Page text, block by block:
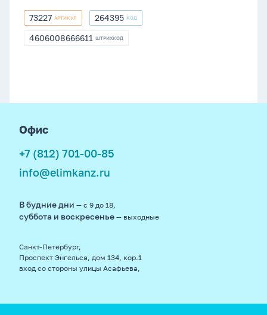
73227
73227 АРТИКУЛ 264395
264395 КОД
4606008666611
4606008666611 ШТРИХКОД
Офис
+7 (812) 701-00-85
info@elimkanz.ru
В будние дни — с 9 до 18,
суббота и воскресенье — выходные
Санкт-Петербург,
Проспект Энгельса, дом 134, кор.1
вход со стороны улицы Асафьева,